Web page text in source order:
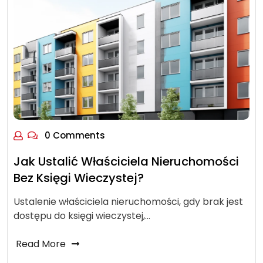
0 Comments
Jak Ustalić Właściciela Nieruchomości
Bez Księgi Wieczystej?
Ustalenie właściciela nieruchomości, gdy brak jest
dostępu do księgi wieczystej,…
Read More